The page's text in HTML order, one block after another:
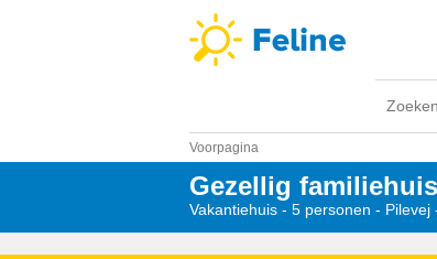
Zoeken
Voorpagina
Gezellig
Vakantiehuis - 5 personen - Pilevej